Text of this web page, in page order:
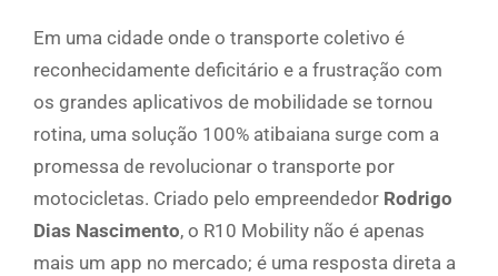
Em uma cidade onde o transporte coletivo é
reconhecidamente deficitário e a frustração com
os grandes aplicativos de mobilidade se tornou
rotina, uma solução 100% atibaiana surge com a
promessa de revolucionar o transporte por
motocicletas. Criado pelo empreendedor Rodrigo
Dias Nascimento, o R10 Mobility não é apenas
mais um app no mercado; é uma resposta direta a